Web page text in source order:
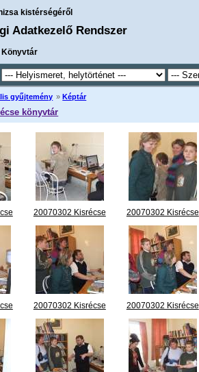
kistérségéről
Adatkezelő Rendszer
Könyvtár
gyűjtemény » Képtár
könyvtár
20070302 Kisrécse
megnyitó 02.jpg
20070302 Kisrécse
megnyitó 03.jpg
20070302 Kisrécse
megnyitó 07.jpg
20070302 Kisrécse
megnyitó 08.jpg